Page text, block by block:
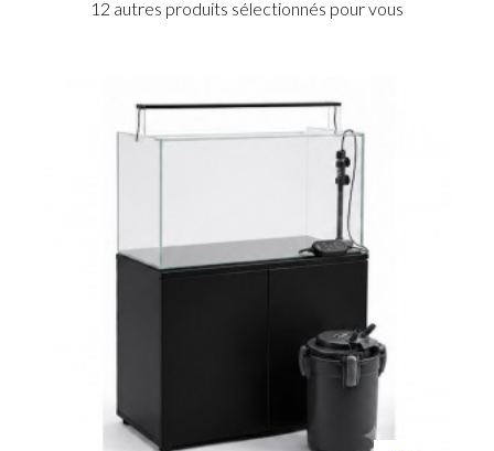
12 autres produits sélectionnés pour vous